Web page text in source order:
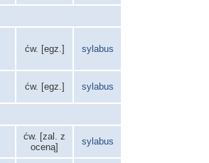
ćw. [egz.] sylabus
ćw. [egz.] sylabus
ćw. [zal. z
oceną]
sylabus